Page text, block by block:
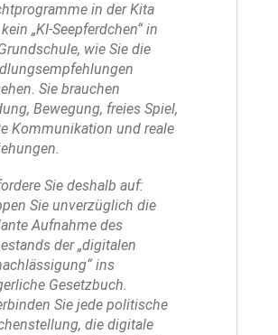
in der Kita
„KI-Seepferdchen“ in
wie Sie die
Sie brauchen
Bewegung, freies Spiel,
Kommunikation und reale
Sie deshalb auf:
Sie unverzüglich die
Aufnahme des
der „digitalen
ins
Gesetzbuch.
Sie jede politische
die digitale